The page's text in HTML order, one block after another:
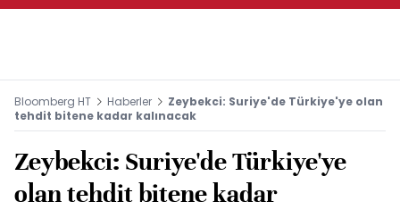
Bloomberg HT Haberler
Zeybekci: Suriye'de Türkiye'ye olan
tehdit bitene kadar kalınacak
Zeybekci: Suriye'de Türkiye'ye
olan tehdit bitene kadar